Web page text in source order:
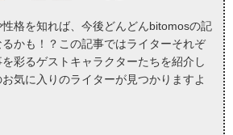
格を知れば、今後どんどんbitomosの記
かも！？この記事ではライターそれぞ
彩るゲストキャラクターたちを紹介し
気に入りのライターが見つかりますよ